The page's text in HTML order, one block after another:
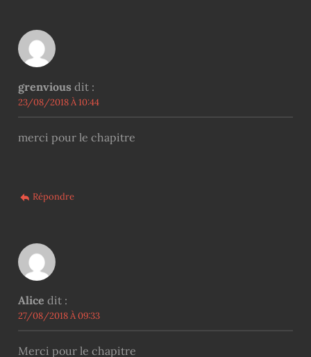
grenvious dit :
23/08/2018 À 10:44
merci pour le chapitre
Répondre
Alice dit :
27/08/2018 À 09:33
Merci pour le chapitre